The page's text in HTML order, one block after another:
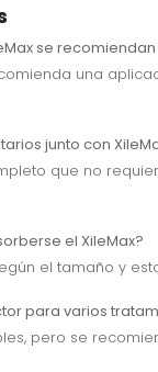
se
una
junto con
que no
el XileMax?
el tamaño y
para varios
pero se